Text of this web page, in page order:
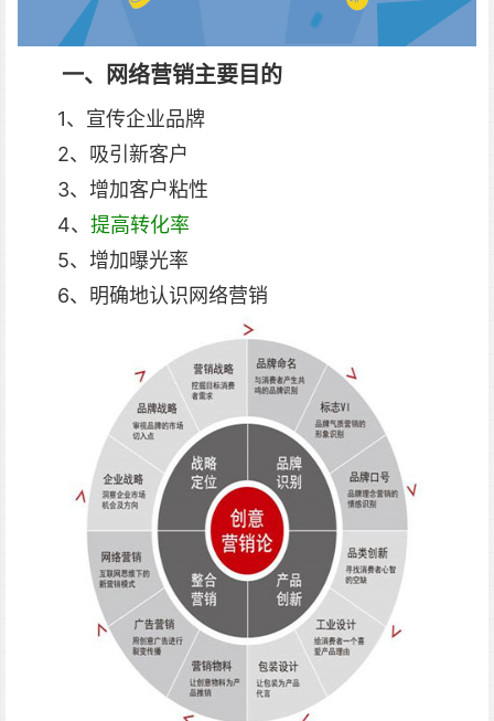
一、 网络营销主要目的
1、宣传企业品牌
2、吸引新客户
3、增加客户粘性
4、 提高转化率
5、增加曝光率
6、明确地认识网络营销